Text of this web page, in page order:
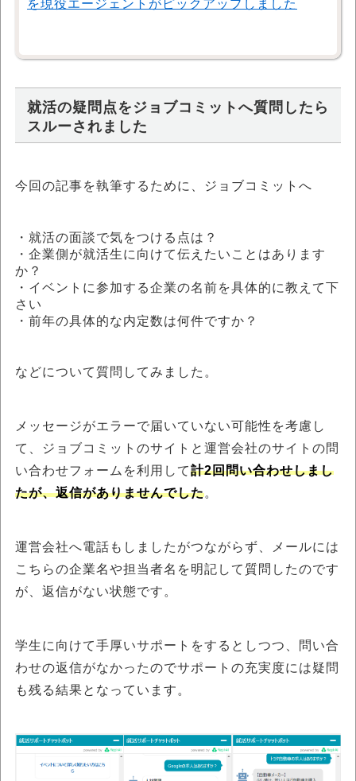
を現役エージェントがピックアップしました
就活の疑問点をジョブコミットへ質問したら
スルーされました
今回の記事を執筆するために、ジョブコミットへ
・就活の面談で気をつける点は？
・企業側が就活生に向けて伝えたいことはあります
か？
・イベントに参加する企業の名前を具体的に教えて下
さい
・前年の具体的な内定数は何件ですか？
などについて質問してみました。
メッセージがエラーで届いていない可能性を考慮し
て、ジョブコミットのサイトと運営会社のサイトの問
い合わせフォームを利用して計2回問い合わせしまし
たが、返信がありませんでした。
運営会社へ電話もしましたがつながらず、メールには
こちらの企業名や担当者名を明記して質問したのです
が、返信がない状態です。
学生に向けて手厚いサポートをするとしつつ、問い合
わせの返信がなかったのでサポートの充実度には疑問
も残る結果となっています。